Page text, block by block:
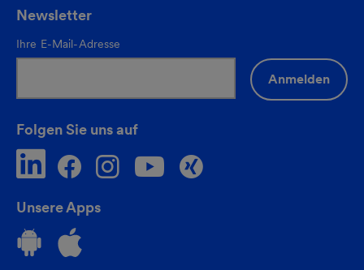
Newsletter
Ihre E-Mail-Adresse
Anmelden
Folgen Sie uns auf
Unsere Apps